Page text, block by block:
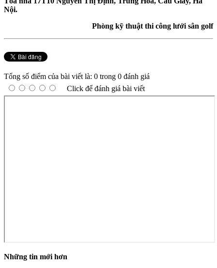
Nội.
Phòng kỹ thuật thi công lưới sân golf
Tổng số điểm của bài viết là: 0 trong 0 đánh giá
Click để đánh giá bài viết
Những tin mới hơn